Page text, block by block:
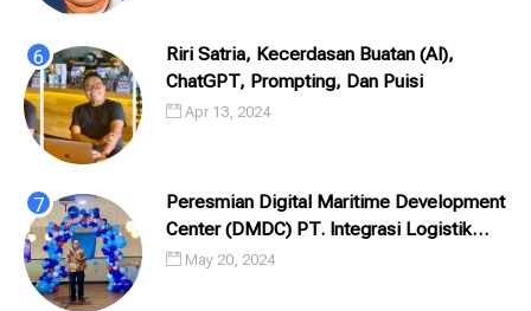
Riri Satria, Kecerdasan Buatan (AI),
ChatGPT, Prompting, Dan Puisi
Apr 13, 2024
Peresmian Digital Maritime Development
Center (DMDC) PT. Integrasi Logistik
Cipta Solusi (ILCS) / Pelindo Solusi
May 20, 2024